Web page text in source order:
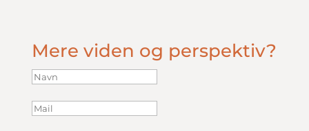
Mere viden og perspektiv?